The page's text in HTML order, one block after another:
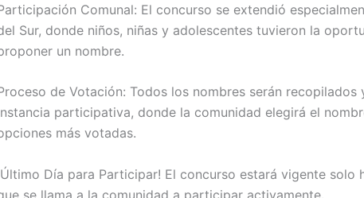
Comunal: El concurso se extendió
Sur, donde niños, niñas y adolescentes tuvieron la
un nombre.
de Votación: Todos los nombres serán recopilados
participativa, donde la comunidad elegirá el
más votadas.
Día para Participar! El concurso estará vigente solo